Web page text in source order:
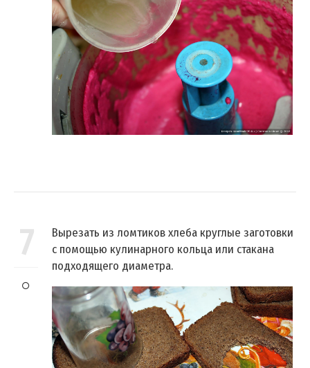
7
Вырезать из ломтиков хлеба круглые заготовки
с помощью кулинарного кольца или стакана
подходящего диаметра.